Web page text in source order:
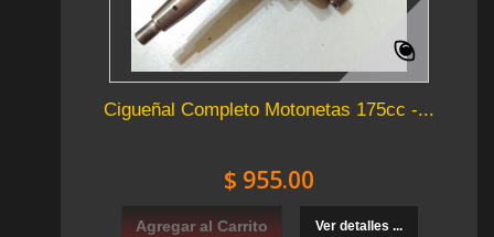
Cigueñal Completo Motonetas 175cc -...
$ 955.00
Agregar al Carrito Ver detalles ...